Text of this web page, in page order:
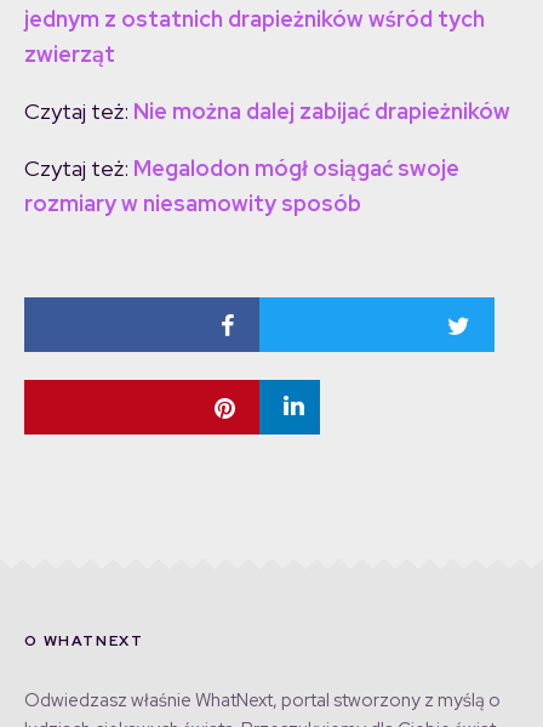
jednym z ostatnich drapieżników wśród tych
zwierząt
Czytaj też: Nie można dalej zabijać drapieżników
Czytaj też: Megalodon mógł osiągać swoje
rozmiary w niesamowity sposób
O WHATNEXT
Odwiedzasz właśnie WhatNext, portal stworzony z myślą o